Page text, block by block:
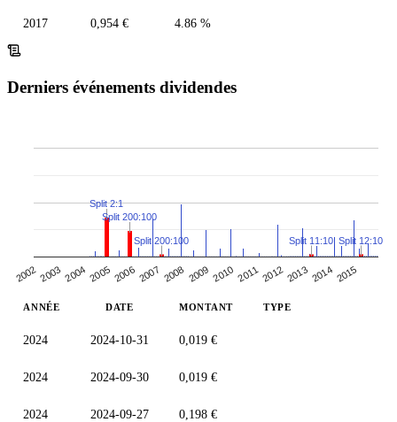
2017 0,954 € 4.86 %
Derniers événements dividendes
200220032004 2005 2006 2007 2008 2009 2010 2011201220132014 2015
Split 2:1
Split 200:100
Split 200:100 Split 11:10 Split 12:10
ANNÉE DATE MONTANT TYPE
2024 2024-10-31 0,019 €
2024 2024-09-30 0,019 €
2024 2024-09-27 0,198 €